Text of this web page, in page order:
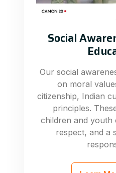
Social
Our social
on moral
citizenship, Indian
principles.
children and youth
respect, and a